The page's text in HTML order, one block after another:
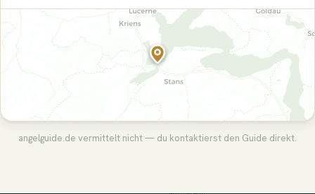
angelguide.de vermittelt nicht — du kontaktierst den Guide direkt.